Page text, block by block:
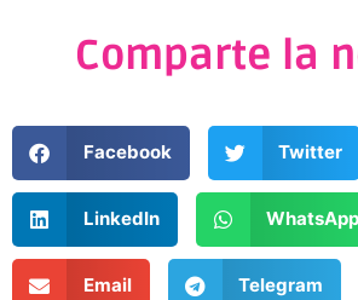
Comparte la
Facebook Twitter
LinkedIn WhatsApp
Email Telegram